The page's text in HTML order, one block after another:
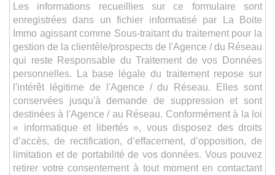
Les informations recueillies sur ce formulaire sont
enregistrées dans un fichier informatisé par La Boite
Immo agissant comme Sous-traitant du traitement pour la
gestion de la clientèle/prospects de l'Agence / du Réseau
qui reste Responsable du Traitement de vos Données
personnelles. La base légale du traitement repose sur
l'intérêt légitime de l'Agence / du Réseau. Elles sont
conservées jusqu'à demande de suppression et sont
destinées à l'Agence / au Réseau. Conformément à la loi
« informatique et libertés », vous disposez des droits
d’accès, de rectification, d’effacement, d’opposition, de
limitation et de portabilité de vos données. Vous pouvez
retirer votre consentement à tout moment en contactant